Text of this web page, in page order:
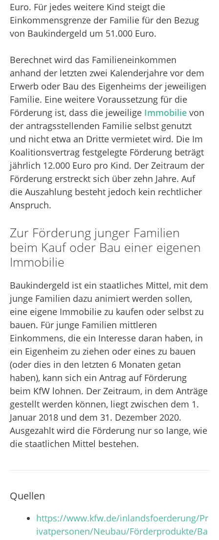
Euro. Für jedes weitere Kind steigt die
Einkommensgrenze der Familie für den Bezug
von Baukindergeld um 51.000 Euro.
Berechnet wird das Familieneinkommen
anhand der letzten zwei Kalenderjahre vor dem
Erwerb oder Bau des Eigenheims der jeweiligen
Familie. Eine weitere Voraussetzung für die
Förderung ist, dass die jeweilige Immobilie von
der antragsstellenden Familie selbst genutzt
und nicht etwa an Dritte vermietet wird. Die Im
Koalitionsvertrag festgelegte Förderung beträgt
jährlich 12.000 Euro pro Kind. Der Zeitraum der
Förderung erstreckt sich über zehn Jahre. Auf
die Auszahlung besteht jedoch kein rechtlicher
Anspruch.
Zur Förderung junger Familien
beim Kauf oder Bau einer eigenen
Immobilie
Baukindergeld ist ein staatliches Mittel, mit dem
junge Familien dazu animiert werden sollen,
eine eigene Immobilie zu kaufen oder selbst zu
bauen. Für junge Familien mittleren
Einkommens, die ein Interesse daran haben, in
ein Eigenheim zu ziehen oder eines zu bauen
(oder dies in den letzten 6 Monaten getan
haben), kann sich ein Antrag auf Förderung
beim KfW lohnen. Der Zeitraum, in dem Anträge
gestellt werden können, liegt zwischen dem 1.
Januar 2018 und dem 31. Dezember 2020.
Ausgezahlt wird die Förderung nur so lange, wie
die staatlichen Mittel bestehen.
Quellen
https://www.kfw.de/inlandsfoerderung/Pr
ivatpersonen/Neubau/Förderprodukte/Ba